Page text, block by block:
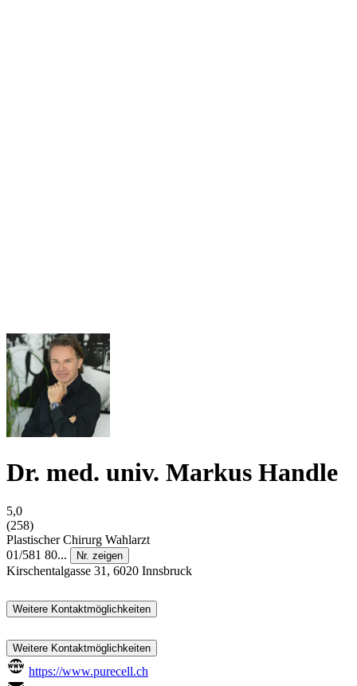
Dr. med. univ. Markus Handle
5,0
(258)
Plastischer Chirurg Wahlarzt
01/581 80...
Nr. zeigen
Kirschentalgasse 31, 6020 Innsbruck
Weitere Kontaktmöglichkeiten
Weitere Kontaktmöglichkeiten
https://www.purecell.ch